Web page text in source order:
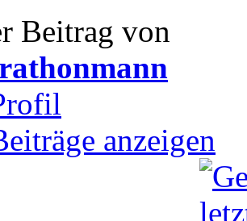
Beitrag von
anzeigen